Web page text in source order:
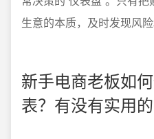
生意的本质，及时发现风险
新手电商老板如
表？有没有实用